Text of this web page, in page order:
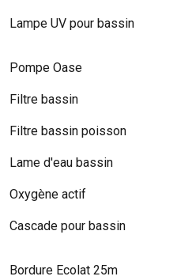
Lampe UV pour bassin
Pompe Oase
Filtre bassin
Filtre bassin poisson
Lame d'eau bassin
Oxygène actif
Cascade pour bassin
Bordure Ecolat 25m